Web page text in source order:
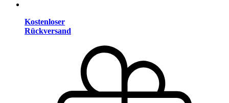
Kostenloser
Rückversand